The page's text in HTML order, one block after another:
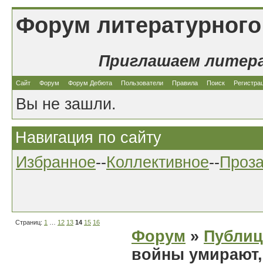
Форум
Приглашаем
Сайт Форум Форум Дебюта Пользователи Правила Поиск
Вы не зашли.
Навигация по сайту
Избранное--Коллективное--
Страниц: 1 12 13 14 15 16
Форум »
войны